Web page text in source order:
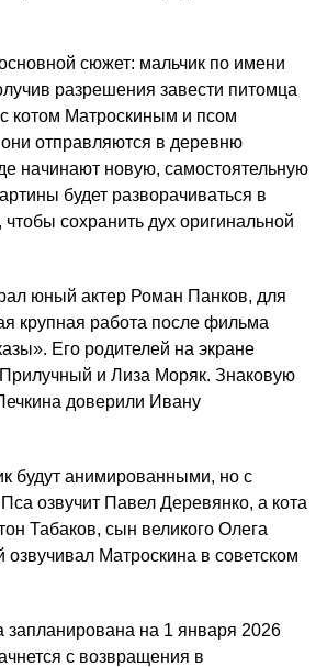
сюжет: мальчик по имени
разрешения завести питомца
котом Матроскиным и псом
отправляются в деревню
начинают новую, самостоятельную
будет разворачиваться в
сохранить дух оригинальной
юный актер Роман Панков, для
крупная работа после фильма
Его родителей на экране
и Лиза Моряк. Знаковую
доверили Ивану
будут анимированными, но с
озвучит Павел Деревянко, а кота
Табаков, сын великого Олега
озвучивал Матроскина в советском
на 1 января 2026
с возвращения в